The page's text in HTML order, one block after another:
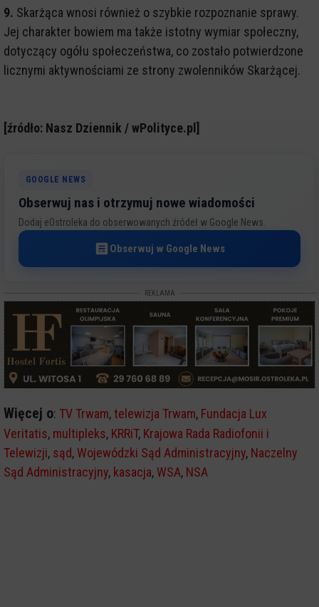
9. Skarżąca wnosi również o szybkie rozpoznanie sprawy.
Jej charakter bowiem ma także istotny wymiar społeczny,
dotyczący ogółu społeczeństwa, co zostało potwierdzone
licznymi aktywnościami ze strony zwolenników Skarżącej.
[źródło: Nasz Dziennik / wPolityce.pl]
GOOGLE NEWS
Obserwuj nas i otrzymuj nowe wiadomości
Dodaj eOstroleka do obserwowanych źródeł w Google News.
Obserwuj w Google News
REKLAMA
Więcej o: TV Trwam,telewizja Trwam, Fundacja Lux
Veritatis, multipleks, KRRiT, Krajowa Rada Radiofonii i
Telewizji, sąd, Wojewódzki Sąd Administracyjny, Naczelny
Sąd Administracyjny, kasacja, WSA, NSA